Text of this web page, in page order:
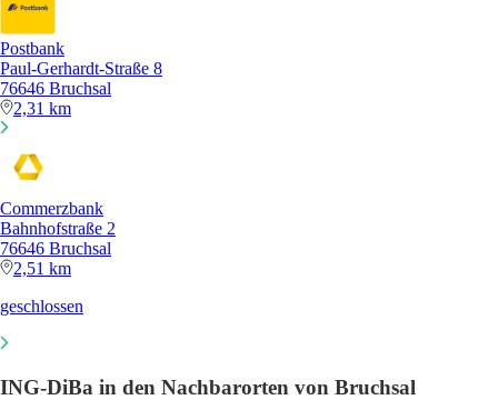
Postbank
Paul-Gerhardt-Straße 8
76646 Bruchsal
2,31 km
Commerzbank
Bahnhofstraße 2
76646 Bruchsal
2,51 km
geschlossen
ING-DiBa in den Nachbarorten von Bruchsal